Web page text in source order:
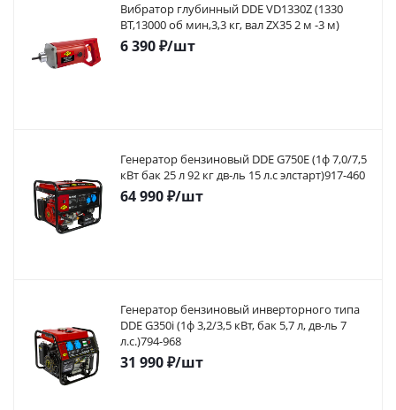
Вибратор глубинный DDE VD1330Z (1330
ВТ,13000 об мин,3,3 кг, вал ZX35 2 м -3 м)
6 390₽/шт
Генератор бензиновый DDE G750E (1ф 7,0/7,5
кВт бак 25 л 92 кг дв-ль 15 л.с элстарт)917-460
64 990₽/шт
Генератор бензиновый инверторного типа
DDE G350i (1ф 3,2/3,5 кВт, бак 5,7 л, дв-ль 7
л.с.)794-968
31 990₽/шт